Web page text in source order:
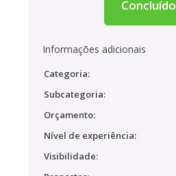
Concluído
Informações adicionais
Categoria:
Subcategoria:
Orçamento:
Nível de experiência:
Visibilidade: